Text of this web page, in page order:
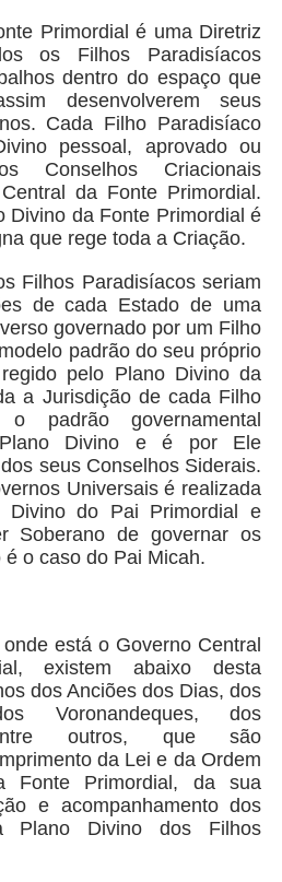
Primordial é uma Diretriz
os Filhos Paradisíacos
dentro do espaço que
desenvolverem seus
Cada Filho Paradisíaco
pessoal, aprovado ou
Conselhos Criacionais
da Fonte Primordial.
Divino da Fonte Primordial é
que rege toda a Criação.
Filhos Paradisíacos seriam
de cada Estado de uma
governado por um Filho
padrão do seu próprio
pelo Plano Divino da
a Jurisdição de cada Filho
o padrão governamental
Divino e é por Ele
seus Conselhos Siderais.
Universais é realizada
Divino do Pai Primordial e
Soberano de governar os
o caso do Pai Micah.
está o Governo Central
existem abaixo desta
dos Anciões dos Dias, dos
Voronandeques, dos
entre outros, que são
da Lei e da Ordem
Fonte Primordial, da sua
e acompanhamento dos
Plano Divino dos Filhos